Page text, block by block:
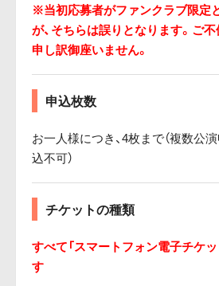
※当初応募者がファンクラブ限定
が、そちらは誤りとなります。ご
申し訳御座いません。
申込枚数
お一人様につき、4枚まで（複数公
込不可）
チケットの種類
すべて「スマートフォン電子チケ
す